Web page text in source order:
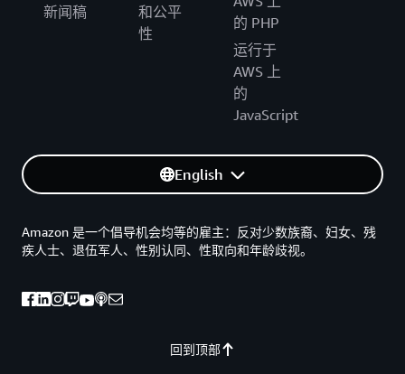
新闻稿
和公平
性
的 PHP
运行于
AWS 上
的
JavaScript
English
回到顶部
Amazon 是一个倡导机会均等的雇主：反对少数族裔、妇女、残
疾人士、退伍军人、性别认同、性取向和年龄歧视。